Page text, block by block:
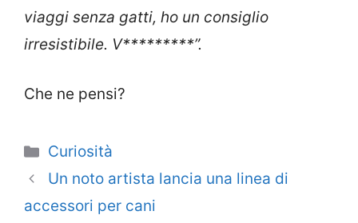
viaggi senza gatti, ho un consiglio
irresistibile. V*********”.
Che ne pensi?
Categorie
Curiosità
Un noto artista lancia una linea di
accessori per cani